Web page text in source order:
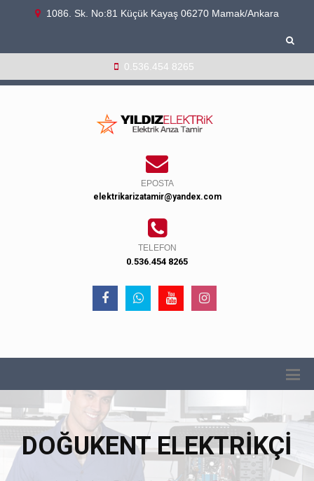
1086. Sk. No:81 Küçük Kayaş 06270 Mamak/Ankara
0.536.454 8265
EPOSTA
elektrikarizatamir@yandex.com
TELEFON
0.536.454 8265
DOĞUKENT ELEKTRIKÇI